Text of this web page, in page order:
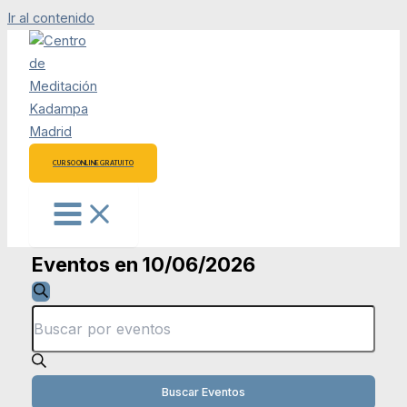
Ir al contenido
CURSO ONLINE GRATUITO
Eventos en 10/06/2026
Navegación
de
búsqueda
y
Buscar
Introduce
la
palabra
clave.
Eventos
Buscar Eventos